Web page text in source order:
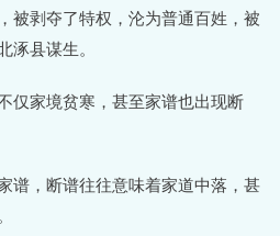
被剥夺了特权，沦为普通百姓，被
县谋生。
仅家境贫寒，甚至家谱也出现断
谱，断谱往往意味着家道中落，甚